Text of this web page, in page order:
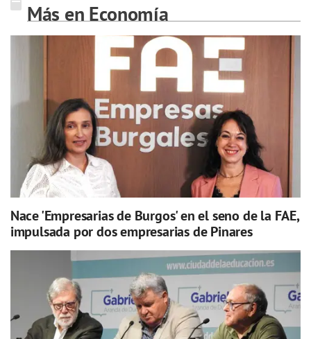
Más en Economía
Nace 'Empresarias de Burgos' en el seno de la FAE,
impulsada por dos empresarias de Pinares